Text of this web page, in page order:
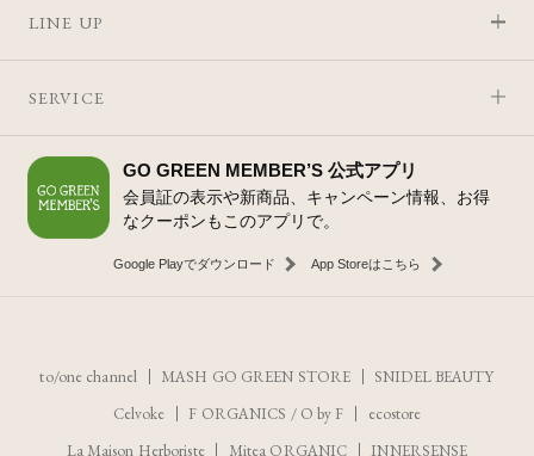
LINE UP
SERVICE
GO GREEN MEMBER’S 公式アプリ
会員証の表示や新商品、キャンペーン情報、お得
なクーポンもこのアプリで。
Google Playでダウンロード App Storeはこちら
to/one channel MASH GO GREEN STORE
SNIDEL BEAUTY
Celvoke
F ORGANICS / O by F
ecostore
La Maison Herboriste
Mitea ORGANIC INNERSENSE